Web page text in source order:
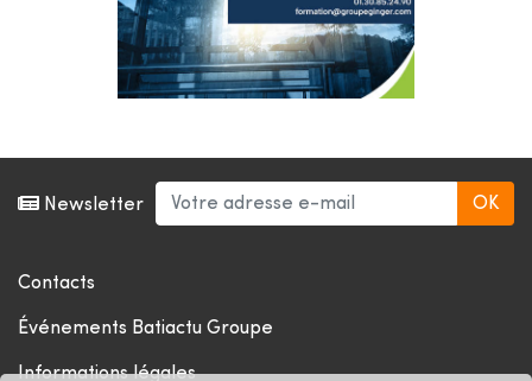
Newsletter
Contacts
Événements Batiactu Groupe
Informations légales